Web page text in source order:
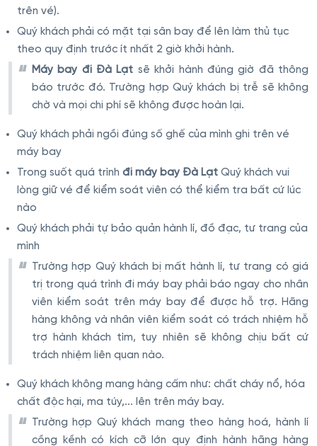
trên vé).
Quý khách phải có mặt tại sân bay để lên làm thủ tục
theo quy định trước ít nhất 2 giờ khởi hành.
Máy bay đi Đà Lạt sẽ khởi hành đúng giờ đã thông
báo trước đó. Trường hợp Quý khách bị trễ sẽ không
chờ và mọi chi phí sẽ không được hoàn lại.
Quý khách phải ngồi đúng số ghế của mình ghi trên vé
máy bay
Trong suốt quá trình đi máy bay Đà Lạt Quý khách vui
lòng giữ vé để kiểm soát viên có thể kiểm tra bất cứ lúc
nào
Quý khách phải tự bảo quản hành lí, đồ đạc, tư trang của
mình
Trường hợp Quý khách bị mất hành lí, tư trang có giá
trị trong quá trình đi máy bay phải báo ngay cho nhân
viên kiểm soát trên máy bay để được hỗ trợ. Hãng
hàng không và nhân viên kiểm soát có trách nhiệm hỗ
trợ hành khách tìm, tuy nhiên sẽ không chịu bất cứ
trách nhiệm liên quan nào.
Quý khách không mang hàng cấm như: chất cháy nổ, hóa
chất độc hại, ma túy,... lên trên máy bay.
Trường hợp Quý khách mang theo hàng hoá, hành lí
cồng kềnh có kích cỡ lớn quy định hành hãng hàng